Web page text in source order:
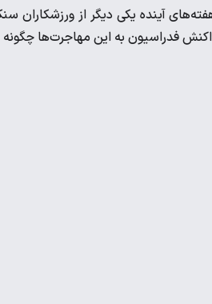
آینده یکی دیگر از ورزشکاران
فدراسیون به این مهاجرت‌ها چگونه